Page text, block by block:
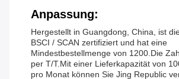
Anpassung:
Hergestellt in Guangdong, China, ist
BSCI / SCAN zertifiziert und hat eine
Mindestbestellmenge von 1200.Die
per T/T.Mit einer Lieferkapazität von
pro Monat können Sie Jing Republic